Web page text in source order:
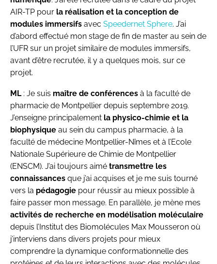
AIR-TP pour la réalisation et la conception de
modules immersifs avec Speedernet Sphere. J’ai
d’abord effectué mon stage de fin de master au sein de
l’UFR sur un projet similaire de modules immersifs,
avant d’être recrutée, il y a quelques mois, sur ce
projet.
ML : Je suis maître de conférences à la faculté de
pharmacie de Montpellier depuis septembre 2019.
J’enseigne principalement la physico-chimie et la
biophysique au sein du campus pharmacie, à la
faculté de médecine Montpellier-Nîmes et à l’Ecole
Nationale Supérieure de Chimie de Montpellier
(ENSCM). J’ai toujours aimé transmettre les
connaissances que j’ai acquises et je me suis tourné
vers la pédagogie pour réussir au mieux possible à
faire passer mon message. En parallèle, je mène mes
activités de recherche en modélisation moléculaire
depuis l’Institut des Biomolécules Max Mousseron où
j’interviens dans divers projets pour mieux
comprendre la dynamique conformationnelle des